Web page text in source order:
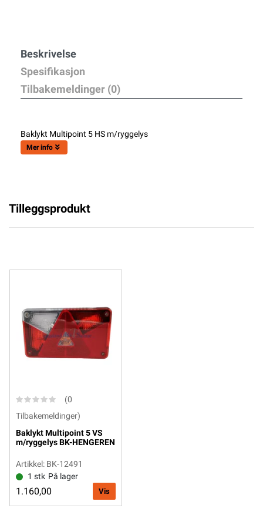
Beskrivelse
Spesifikasjon
Tilbakemeldinger (0)
Baklykt Multipoint 5 HS m/ryggelys
Mer info
Tilleggsprodukt
(0
Tilbakemeldinger)
Baklykt Multipoint 5 VS
m/ryggelys BK-HENGEREN
Artikkel: BK-12491
1 stk På lager
1.160,00 Vis